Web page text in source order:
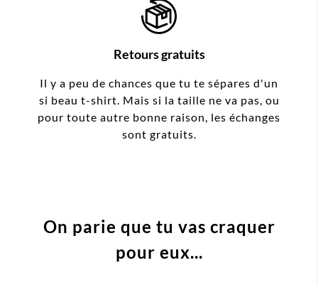
Retours gratuits
Il y a peu de chances que tu te sépares d'un
si beau t-shirt. Mais si la taille ne va pas, ou
pour toute autre bonne raison, les échanges
sont gratuits.
On parie que tu vas craquer
pour eux...